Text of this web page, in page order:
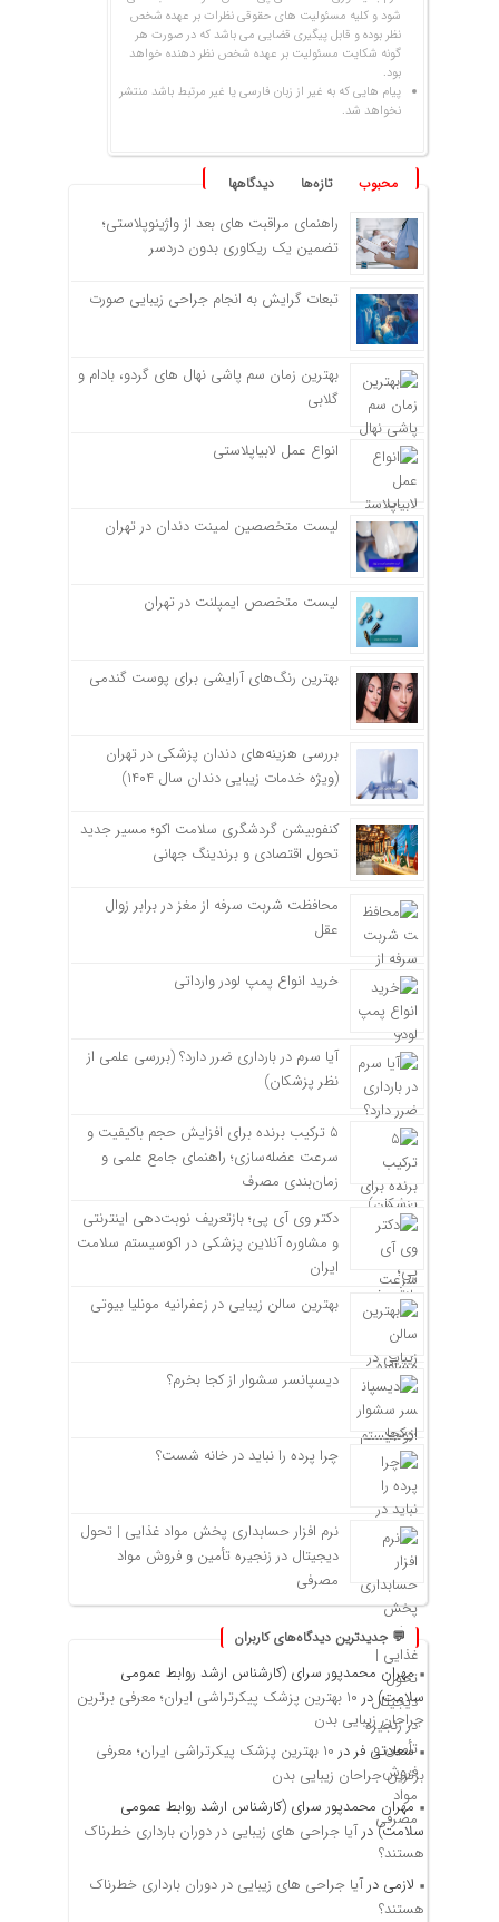
شود و کلیه مسئولیت های حقوقی نظرات بر عهده شخص
نظر بوده و قابل پیگیری قضایی می باشد که در صورت هر
گونه شکایت مسئولیت بر عهده شخص نظر دهنده خواهد
بود.
پیام هایی که به غیر از زبان فارسی یا غیر مرتبط باشد منتشر
نخواهد شد.
محبوب تازه‌ها دیدگاهها
راهنمای مراقبت های بعد از واژینوپلاستی؛
تضمین یک ریکاوری بدون دردسر
تبعات گرایش به انجام جراحی زیبایی صورت
بهترین زمان سم پاشی نهال های گردو، بادام و
گلابی
انواع عمل لابیاپلاستی
لیست متخصصین لمینت دندان در تهران
لیست متخصص ایمپلنت در تهران
بهترین رنگ‌های آرایشی برای پوست گندمی
بررسی هزینه‌های دندان پزشکی در تهران
(ویژه خدمات زیبایی دندان سال ۱۴۰۴)
کنفوبیشن گردشگری سلامت اکو؛ مسیر جدید
تحول اقتصادی و برندینگ جهانی
محافظت شربت سرفه از مغز در برابر زوال
عقل
خرید انواع پمپ لودر وارداتی
آیا سرم در بارداری ضرر دارد؟ (بررسی علمی از
نظر پزشکان)
۵ ترکیب برنده برای افزایش حجم باکیفیت و
سرعت عضله‌سازی؛ راهنمای جامع علمی و
زمان‌بندی مصرف
دکتر وی آی پی؛ بازتعریف نوبت‌دهی اینترنتی
و مشاوره آنلاین پزشکی در اکوسیستم سلامت
ایران
بهترین سالن زیبایی در زعفرانیه مونلیا بیوتی
دیسپانسر سشوار از کجا بخرم؟
چرا پرده را نباید در خانه شست؟
نرم افزار حسابداری پخش مواد غذایی | تحول
دیجیتال در زنجیره تأمین و فروش مواد
مصرفی
💬 جدیدترین دیدگاه‌های کاربران
مهران محمدپور سرای (کارشناس ارشد روابط عمومی
سلامت)در
۱۰ بهترین پزشک پیکرتراشی ایران؛ معرفی برترین
جراحان زیبایی بدن
سعادتی فر در
۱۰ بهترین پزشک پیکرتراشی ایران؛ معرفی
برترین جراحان زیبایی بدن
مهران محمدپور سرای (کارشناس ارشد روابط عمومی
سلامت)در آیا جراحی های زیبایی در دوران بارداری خطرناک
هستند؟
لازمی در آیا جراحی های زیبایی در دوران بارداری خطرناک
هستند؟